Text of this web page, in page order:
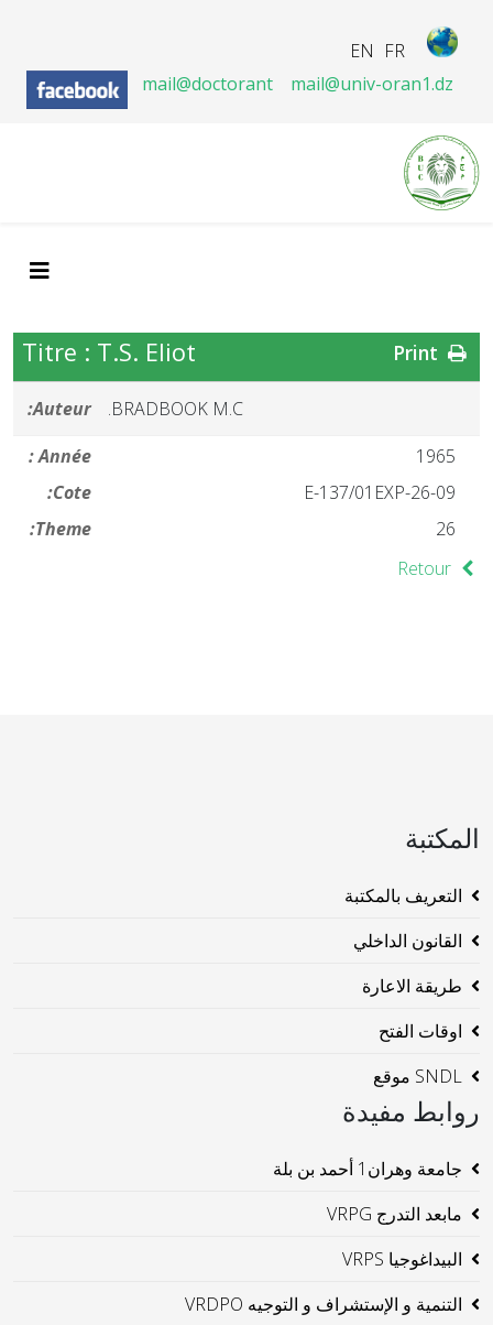
FR
EN
mail@doctorant
mail@univ-oran1.dz
Titre : T.S. Eliot
Auteur:
BRADBOOK M.C.
Année :
1965
Cote:
26-09-E-137/01EXP
Theme:
26
Retour
المكتبة
التعريف بالمكتبة
القانون الداخلي
طريقة الاعارة
اوقات الفتح
SNDL موقع
روابط مفيدة
جامعة وهران1 أحمد بن بلة
مابعد التدرج VRPG
البيداغوجيا VRPS
التنمية و الإستشراف و التوجيه VRDPO